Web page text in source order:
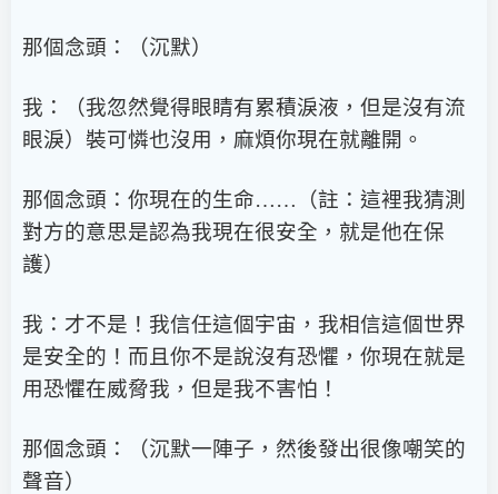
那個念頭：（沉默）
我：（我忽然覺得眼睛有累積淚液，但是沒有流
眼淚）裝可憐也沒用，麻煩你現在就離開。
那個念頭：你現在的生命……（註：這裡我猜測
對方的意思是認為我現在很安全，就是他在保
護）
我：才不是！我信任這個宇宙，我相信這個世界
是安全的！而且你不是說沒有恐懼，你現在就是
用恐懼在威脅我，但是我不害怕！
那個念頭：（沉默一陣子，然後發出很像嘲笑的
聲音）